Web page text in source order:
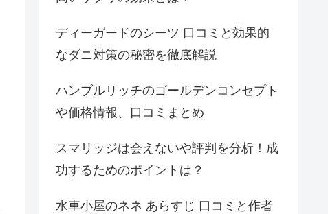
ディーガードのシーツ 口コミと効果的
なダニ対策の秘密を徹底解説
ハンブルリッチのゴールデンコンセプト
や価格情報、口コミまとめ
スマリッジは会えないや評判を分析！成
功するためのポイントは？
水車小屋のネネ あらすじ 口コミと作者